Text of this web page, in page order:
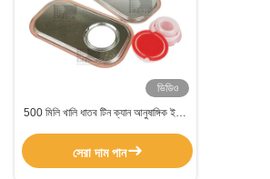
ভিডিও
500 মিলি খালি ধাতব টিন ক্যান আনুষাঙ্গিক ইঞ্জিন
সেরা দাম পান